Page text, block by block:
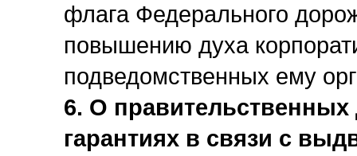
флага Федерального
повышению духа
подведомственных ему
6. О
гарантиях в связи с